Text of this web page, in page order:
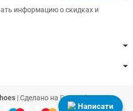
информацию о скидках и
| Сделано на PrestaShop
Написати